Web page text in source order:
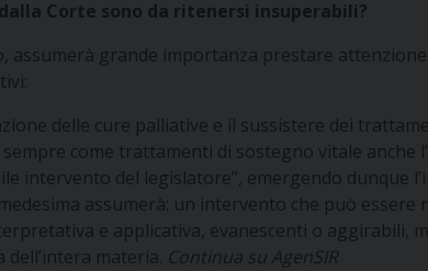
Corte sono da ritenersi insuperabili?
assumerà grande importanza prestare
delle cure palliative e il sussistere dei
come trattamenti di sostegno vitale anche
intervento del legislatore”, emergendo dunque
assumerà: un intervento che può essere
e applicativa, evanescenti o aggirabili,
materia. Continua su AgenSIR